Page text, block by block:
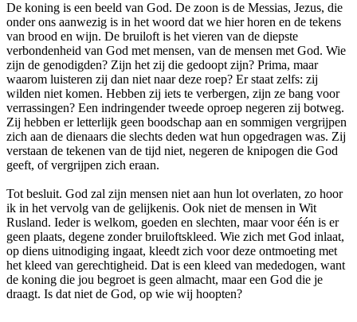
De koning is een beeld van God. De zoon is de Messias, Jezus, die
onder ons aanwezig is in het woord dat we hier horen en de tekens
van brood en wijn. De bruiloft is het vieren van de diepste
verbondenheid van God met mensen, van de mensen met God. Wie
zijn de genodigden? Zijn het zij die gedoopt zijn? Prima, maar
waarom luisteren zij dan niet naar deze roep? Er staat zelfs: zij
wilden niet komen. Hebben zij iets te verbergen, zijn ze bang voor
verrassingen? Een indringender tweede oproep negeren zij botweg.
Zij hebben er letterlijk geen boodschap aan en sommigen vergrijpen
zich aan de dienaars die slechts deden wat hun opgedragen was. Zij
verstaan de tekenen van de tijd niet, negeren de knipogen die God
geeft, of vergrijpen zich eraan.
Tot besluit. God zal zijn mensen niet aan hun lot overlaten, zo hoor
ik in het vervolg van de gelijkenis. Ook niet de mensen in Wit
Rusland. Ieder is welkom, goeden en slechten, maar voor één is er
geen plaats, degene zonder bruiloftskleed. Wie zich met God inlaat,
op diens uitnodiging ingaat, kleedt zich voor deze ontmoeting met
het kleed van gerechtigheid. Dat is een kleed van mededogen, want
de koning die jou begroet is geen almacht, maar een God die je
draagt. Is dat niet de God, op wie wij hoopten?